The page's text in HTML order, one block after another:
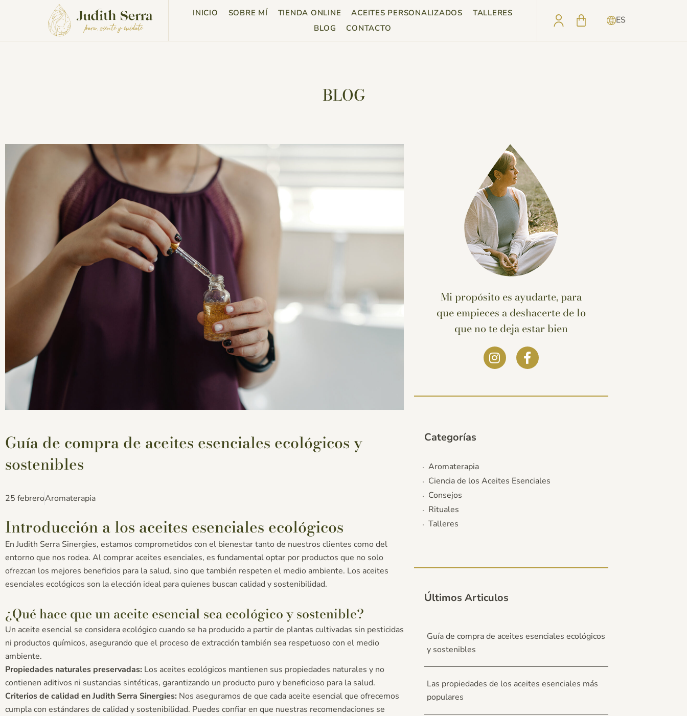
INICIO SOBRE MÍ TIENDA ONLINE ACEITES PERSONALIZADOS
TALLERES
BLOG
CONTACTO
ES
BLOG
Guía de compra de aceites esenciales ecológicos y
sostenibles
25 febreroAromaterapia
Introducción a los aceites esenciales ecológicos
En Judith Serra Sinergies, estamos comprometidos con el bienestar tanto de nuestros clientes como del
entorno que nos rodea. Al comprar aceites esenciales, es fundamental optar por productos que no solo
ofrezcan los mejores beneficios para la salud, sino que también respeten el medio ambiente. Los aceites
esenciales ecológicos son la elección ideal para quienes buscan calidad y sostenibilidad.
¿Qué hace que un aceite esencial sea ecológico y sostenible?
Un aceite esencial se considera ecológico cuando se ha producido a partir de plantas cultivadas sin pesticidas
ni productos químicos, asegurando que el proceso de extracción también sea respetuoso con el medio
ambiente.
Propiedades naturales preservadas: Los aceites ecológicos mantienen sus propiedades naturales y no
contienen aditivos ni sustancias sintéticas, garantizando un producto puro y beneficioso para la salud.
Criterios de calidad en Judith Serra Sinergies: Nos aseguramos de que cada aceite esencial que ofrecemos
cumpla con estándares de calidad y sostenibilidad. Puedes confiar en que nuestras recomendaciones se
Mi propósito es ayudarte, para
que empieces a deshacerte de lo
que no te deja estar bien
Categorías
Aromaterapia
Ciencia de los Aceites Esenciales
Consejos
Rituales
Talleres
Últimos Articulos
Guía de compra de aceites esenciales ecológicos
y sostenibles
Las propiedades de los aceites esenciales más
populares